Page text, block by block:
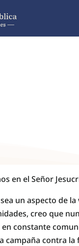
en el Señor
un aspecto de
creo que
constante
campaña contra la